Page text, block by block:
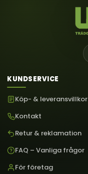
KUNDSERVICE
Köp- & leveransvillkor
Kontakt
Retur & reklamation
FAQ – Vanliga frågor
För företag